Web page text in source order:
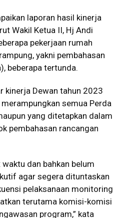
laporan hasil kinerja
Wakil Ketua II, Hj Andi
pekerjaan rumah
yakni pembahasan
beberapa tertunda.
kinerja Dewan tahun 2023
semua Perda
yang ditetapkan dalam
pembahasan rancangan
dan bahkan belum
agar segera dituntaskan
pelaksanaan monitoring
terutama komisi-komisi
program,” kata